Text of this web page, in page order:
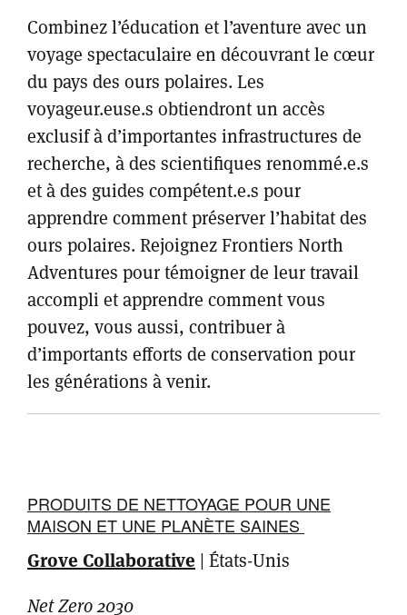
Combinez l’éducation et l’aventure avec un
voyage spectaculaire en découvrant le cœur
du pays des ours polaires. Les
voyageur.euse.s obtiendront un accès
exclusif à d’importantes infrastructures de
recherche, à des scientifiques renommé.e.s
et à des guides compétent.e.s pour
apprendre comment préserver l’habitat des
ours polaires. Rejoignez Frontiers North
Adventures pour témoigner de leur travail
accompli et apprendre comment vous
pouvez, vous aussi, contribuer à
d’importants efforts de conservation pour
les générations à venir.
PRODUITS DE NETTOYAGE POUR UNE
MAISON ET UNE PLANÈTE SAINES
Grove Collaborative | États-Unis
Net Zero 2030